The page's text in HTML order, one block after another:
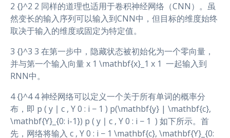
2 {}^2 2 同样的道理也适用于卷积神经网络（CNN）。虽
然变长的输入序列可以输入到CNN中，但目标的维度始终
取决于输入的维度或固定为特定值。
3 {}^3 3 在第一步中，隐藏状态被初始化为一个零向量，
并与第一个输入向量 x 1 \mathbf{x}_1 x 1 ​ 一起输入到
RNN中。
4 {}^4 4 神经网络可以定义一个关于所有单词的概率分
布，即 p ( y ∣ c , Y 0 : i − 1 ) p(\mathbf{y} | \mathbf{c},
\mathbf{Y}_{0: i-1}) p ( y ∣ c , Y 0 : i − 1 ​ ) 如下所示。首
先，网络将输入 c , Y 0 : i − 1 \mathbf{c}, \mathbf{Y}_{0: